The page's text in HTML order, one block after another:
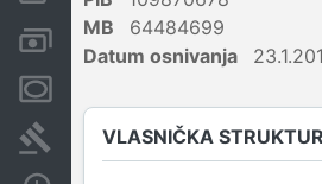
Računi i blokade
Sudski sporovi
MB
64484699
Datum osnivanja
VLASNIČKA